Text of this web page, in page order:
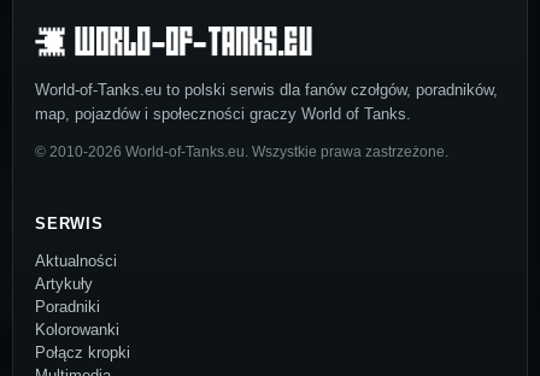
World-of-Tanks.eu to polski serwis dla fanów czołgów, poradników,
map, pojazdów i społeczności graczy World of Tanks.
© 2010-2026 World-of-Tanks.eu. Wszystkie prawa zastrzeżone.
SERWIS
Aktualności
Artykuły
Poradniki
Kolorowanki
Połącz kropki